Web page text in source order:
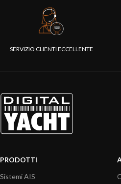
SERVIZIO CLIENTI ECCELLENTE
PRODOTTI
Sistemi AIS